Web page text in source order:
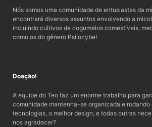
Nós somos uma comunidade de entusiastas da
encontrará diversos assuntos envolvendo a
incluindo cultivos de cogumelos comestíveis,
como os do gênero Psilocybe!
Doação!
A equipe do Teo faz um enorme trabalho para
comunidade mantenha-se organizada e rodando
tecnologias, o melhor design, e todas outras
nos agradecer?